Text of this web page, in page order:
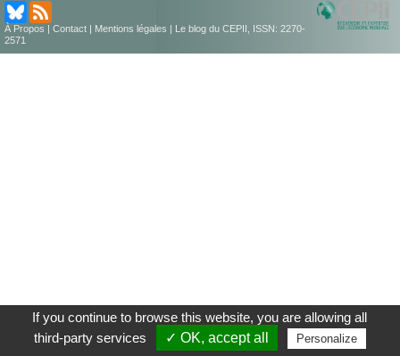
À Propos Contact Mentions légales | Le blog du CEPII, ISSN: 2270-
2571
If you continue to browse this website, you are allowing all
third-party services
✓ OK, accept all Personalize